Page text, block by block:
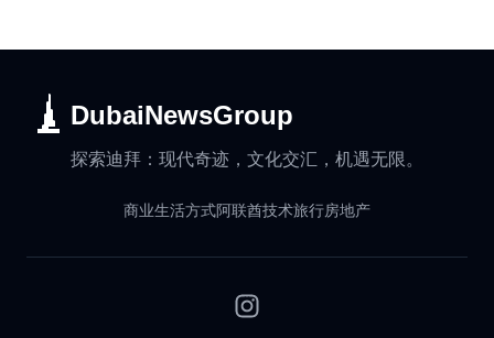
DubaiNewsGroup
探索迪拜：现代奇迹，文化交汇，机遇无限。
商业生活方式阿联酋技术旅行房地产